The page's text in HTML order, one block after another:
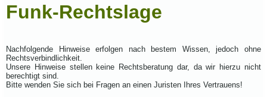
Funk-Rechtslage
Nachfolgende Hinweise erfolgen nach bestem Wissen, jedoch ohne
Rechtsverbindlichkeit.
Unsere Hinweise stellen keine Rechtsberatung dar, da wir hierzu nicht
berechtigt sind.
Bitte wenden Sie sich bei Fragen an einen Juristen Ihres Vertrauens!